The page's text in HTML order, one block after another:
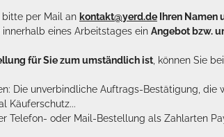
bitte per Mail an kontakt@yerd.de Ihren Namen
eines Arbeitstages ein Angebot bzw.
für Sie zum umständlich ist , können Sie
Die unverbindliche Auftrags-Bestätigung,
Käuferschutz...
Telefon- oder Mail-Bestellung als Zahlarten